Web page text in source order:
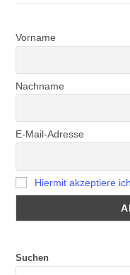
Vorname
Nachname
E-Mail-Adresse
Hiermit akzeptiere
Suchen